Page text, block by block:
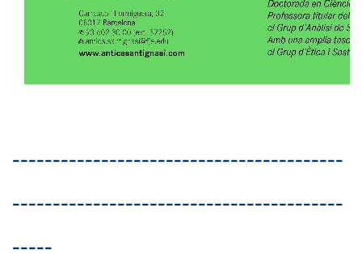
-----------------------------------------
-----------------------------------------
-----